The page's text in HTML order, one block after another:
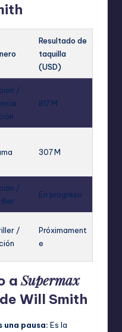
Resultado de
taquilla
(USD)
/
817 M
307 M
/
En progreso
/
Próximament
e
a Supermax
Will Smith
una pausa: Es la